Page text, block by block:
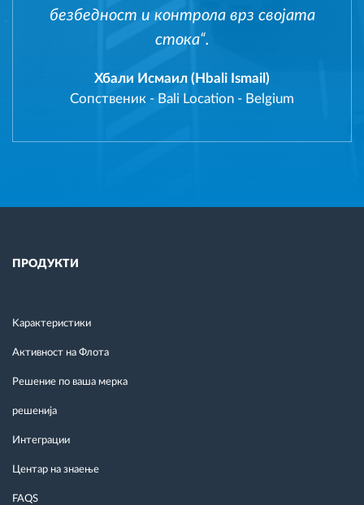
безбедност и контрола врз својата
стока“.
Хбали Исмаил (Hbali Ismail)
Сопственик - Bali Location - Belgium
ПРОДУКТИ
Kарактеристики
Активност на Флота
Решение по ваша мерка
решенија
Интеграции
Центар на знаење
FAQS